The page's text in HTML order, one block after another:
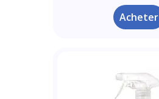
Acheter